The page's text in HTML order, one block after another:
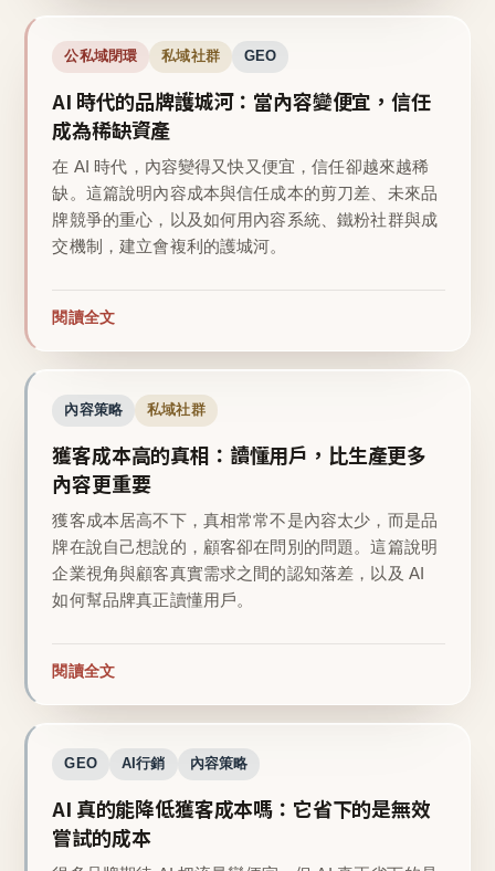
公私域閉環 私域社群 GEO
AI 時代的品牌護城河：當內容變便宜，信任
成為稀缺資產
在 AI 時代，內容變得又快又便宜，信任卻越來越稀
缺。這篇說明內容成本與信任成本的剪刀差、未來品
牌競爭的重心，以及如何用內容系統、鐵粉社群與成
交機制，建立會複利的護城河。
閱讀全文
內容策略 私域社群
獲客成本高的真相：讀懂用戶，比生產更多
內容更重要
獲客成本居高不下，真相常常不是內容太少，而是品
牌在說自己想說的，顧客卻在問別的問題。這篇說明
企業視角與顧客真實需求之間的認知落差，以及 AI
如何幫品牌真正讀懂用戶。
閱讀全文
GEO AI行銷 內容策略
AI 真的能降低獲客成本嗎：它省下的是無效
嘗試的成本